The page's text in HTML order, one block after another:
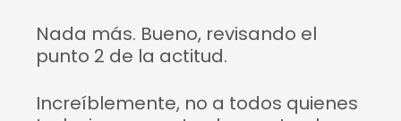
Nada más. Bueno, revisando el
punto 2 de la actitud.
Increíblemente, no a todos quienes